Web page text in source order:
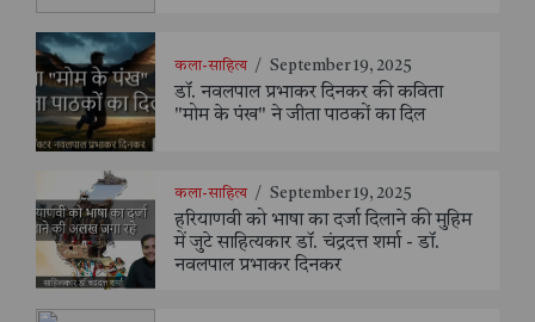
कला-साहित्य / September 19, 2025
डॉ. नवलपाल प्रभाकर दिनकर की कविता
"मोम के पंख" ने जीता पाठकों का दिल
कला-साहित्य / September 19, 2025
हरियाणवी को भाषा का दर्जा दिलाने की मुहिम
में जुटे साहित्यकार डॉ. चंद्रदत्त शर्मा - डॉ.
नवलपाल प्रभाकर दिनकर